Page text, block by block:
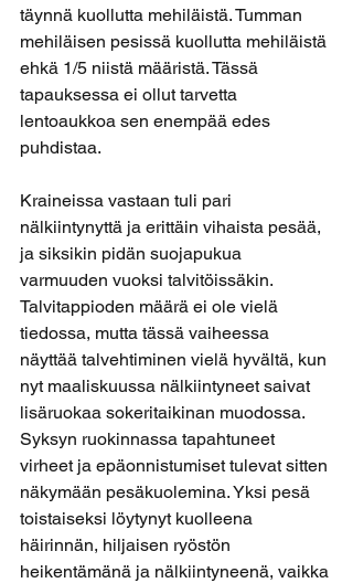
täynnä kuollutta mehiläistä. Tumman
mehiläisen pesissä kuollutta mehiläistä
ehkä 1/5 niistä määristä. Tässä
tapauksessa ei ollut tarvetta
lentoaukkoa sen enempää edes
puhdistaa.
Kraineissa vastaan tuli pari
nälkiintynyttä ja erittäin vihaista pesää,
ja siksikin pidän suojapukua
varmuuden vuoksi talvitöissäkin.
Talvitappioden määrä ei ole vielä
tiedossa, mutta tässä vaiheessa
näyttää talvehtiminen vielä hyvältä, kun
nyt maaliskuussa nälkiintyneet saivat
lisäruokaa sokeritaikinan muodossa.
Syksyn ruokinnassa tapahtuneet
virheet ja epäonnistumiset tulevat sitten
näkymään pesäkuolemina. Yksi pesä
toistaiseksi löytynyt kuolleena
häirinnän, hiljaisen ryöstön
heikentämänä ja nälkiintyneenä, vaikka